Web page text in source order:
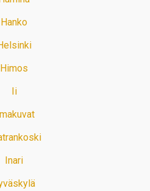
Hanko
Himos
Ii
Ilmakuvat
Inari